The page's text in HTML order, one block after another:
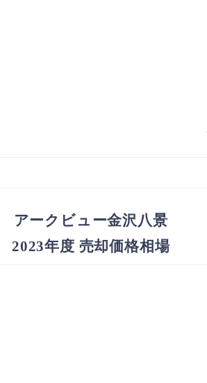
アークビュー金沢八景
2023年度 売却価格相場